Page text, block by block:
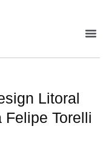
Litoral
Torelli